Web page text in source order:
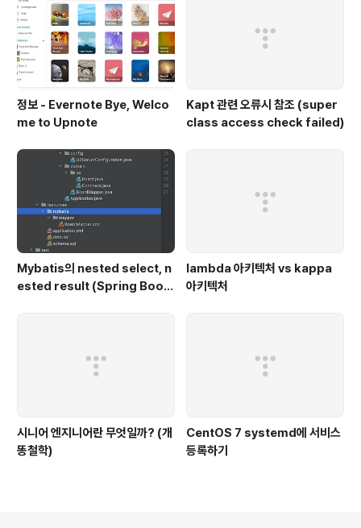
정보 - Evernote Bye, Welco
me to Upnote
Kapt 관련 오류시 참조 (super
class access check failed)
Mybatis의 nested select, n
ested result (Spring Boot,
lambda 아키텍처 vs kappa
아키텍처
시니어 엔지니어란 무엇일까? (개
똥철학)
CentOS 7 systemd에 서비스
등록하기